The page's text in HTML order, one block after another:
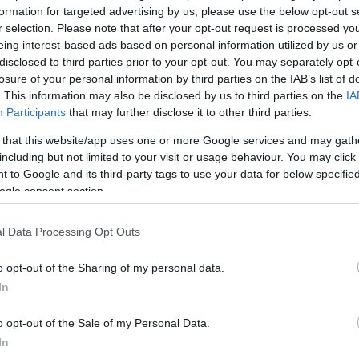
for targeted advertising by us, please use the below opt-out
selection. Please note that after your opt-out request is processed
interest-based ads based on personal information utilized by us
to third parties prior to your opt-out. You may separately
of your personal information by third parties on the IAB’s list of
This information may also be disclosed by us to third parties on the
Participants that may further disclose it to other third parties.
that this website/app uses one or more Google services and may
but not limited to your visit or usage behaviour. You may
to Google and its third-party tags to use your data for below
consent section.
Data Processing Opt Outs
opt-out of the Sharing of my personal data.
opt-out of the Sale of my Personal Data.
της Ολλανδίας, Μένο Σνελ και της
που διεξήχθη στο
Μένο Σνελ έλαβε τις λιγότερες
από την κούρσα διεκδίκησης της
16:47
16:35